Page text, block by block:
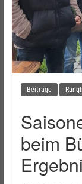
Beiträge
beim